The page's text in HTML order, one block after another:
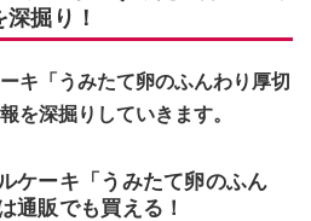
掘り！
キ「うみたて卵のふんわり厚切
を深掘りしていきます。
ケーキ「うみたて卵のふん
通販でも買える！